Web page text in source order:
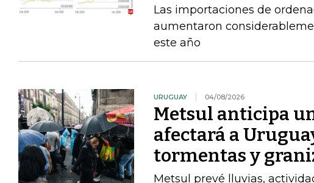
Las importaciones de
aumentaron
este año
URUGUAY 04/08/2026
Metsul anticipa
afectará a
tormentas y
Metsul prevé lluvias,